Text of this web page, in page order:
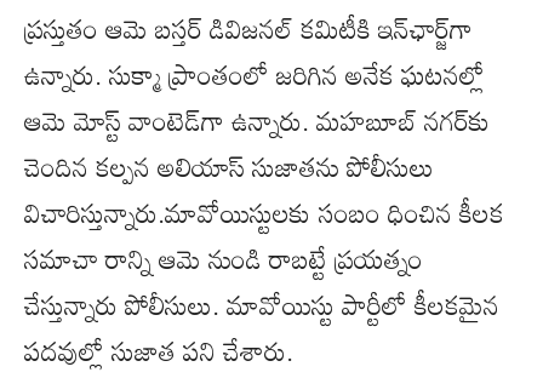
ప్రస్తుతం ఆమె బస్తర్‌ డివిజనల్‌ కమిటీకి ఇన్‌ఛార్జ్‌గా
ఉన్నారు. సుక్మా ప్రాంతంలో జరిగిన అనేక ఘటనల్లో
ఆమె మోస్ట్‌ వాంటెడ్‌గా ఉన్నారు. మహబూబ్ నగర్‌కు
చెందిన కల్పన అలియాస్ సుజాతను పోలీసులు
విచారిస్తున్నారు.మావోయిస్టులకు సంబం ధించిన కీలక
సమాచా రాన్ని ఆమె నుండి రాబట్టే ప్రయత్నం
చేస్తున్నారు పోలీసులు. మావోయిస్టు పార్టీలో కీలకమైన
పదవుల్లో సుజాత పని చేశారు.